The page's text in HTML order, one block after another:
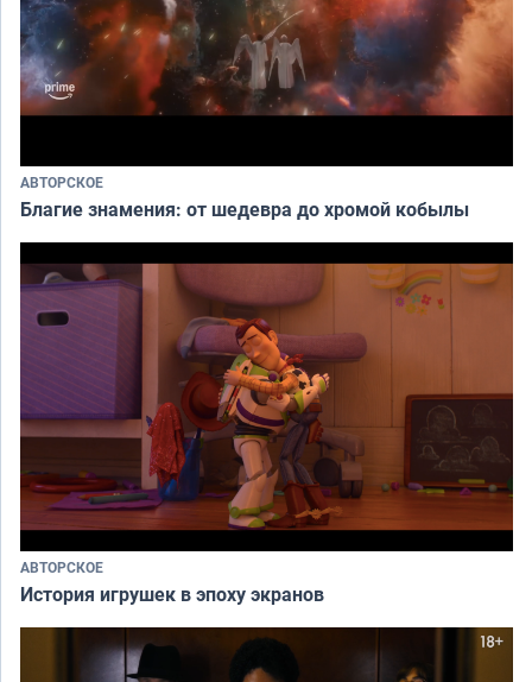
АВТОРСКОЕ
Благие знамения: от шедевра до хромой кобылы
АВТОРСКОЕ
История игрушек в эпоху экранов